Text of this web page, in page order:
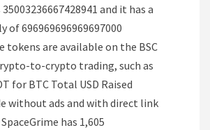
35003236667428941 and it has a
of 696969696969697000
tokens are available on the BSC
to-crypto trading, such as
for BTC Total USD Raised
without ads and with direct link
has 1,605